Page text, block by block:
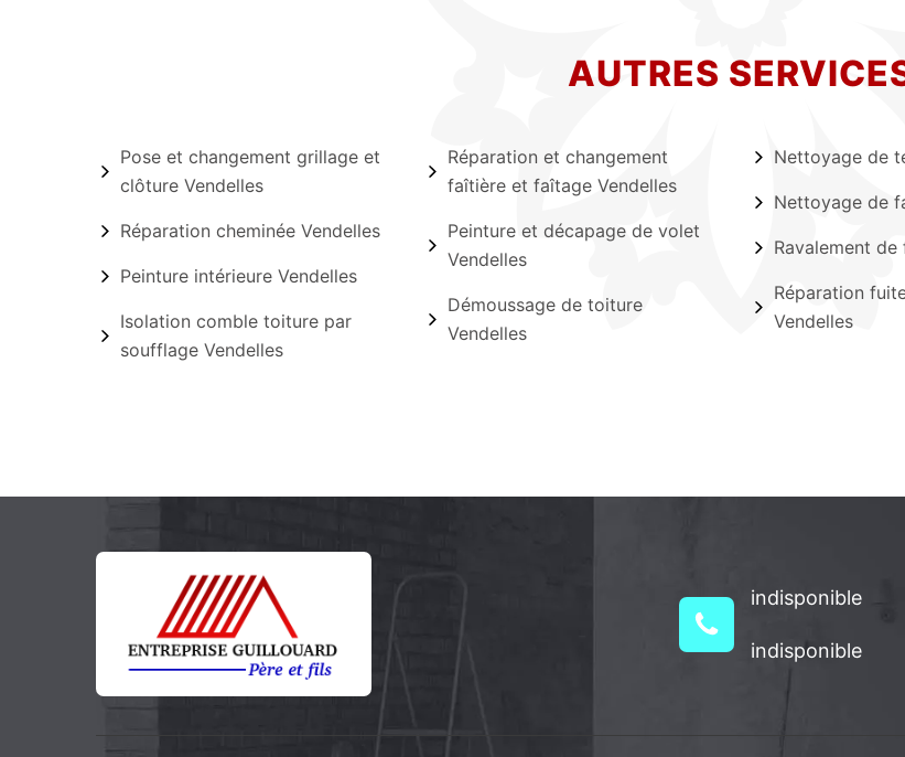
AUTRES
Pose et changement grillage et
clôture Vendelles
Réparation cheminée Vendelles
Peinture intérieure Vendelles
Isolation comble toiture par
soufflage Vendelles
Réparation et changement
faîtière et faîtage Vendelles
Peinture et décapage de volet
Vendelles
Démoussage de toiture
Vendelles
Nettoyage de
Nettoyage de
Ravalement
Réparation
Vendelles
indisponible
indisponible